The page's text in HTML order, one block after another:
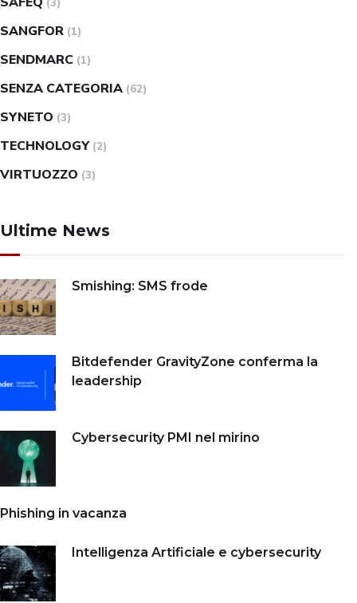
SANGFOR (1)
SENDMARC (1)
SENZA CATEGORIA (62)
SYNETO (3)
TECHNOLOGY (2)
VIRTUOZZO (3)
Ultime News
Smishing: SMS frode
Bitdefender GravityZone conferma la
leadership
Cybersecurity PMI nel mirino
Phishing in vacanza
Intelligenza Artificiale e cybersecurity